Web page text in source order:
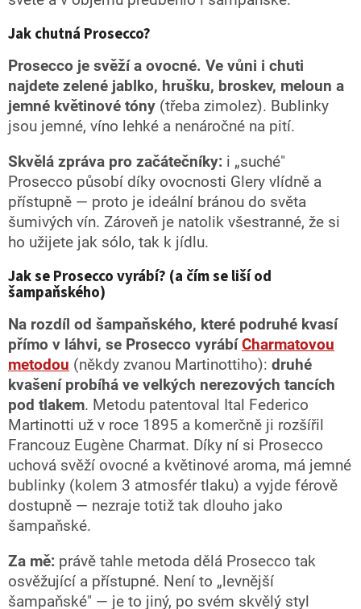
Jak chutná Prosecco?
Prosecco je svěží a ovocné. Ve vůni i chuti
najdete zelené jablko, hrušku, broskev, meloun a
jemné květinové tóny (třeba zimolez). Bublinky
jsou jemné, víno lehké a nenáročné na pití.
Skvělá zpráva pro začátečníky: i „suché"
Prosecco působí díky ovocnosti Glery vlídně a
přístupně — proto je ideální bránou do světa
šumivých vín. Zároveň je natolik všestranné, že si
ho užijete jak sólo, tak k jídlu.
Jak se Prosecco vyrábí? (a čím se liší od
šampaňského)
Na rozdíl od šampaňského, které podruhé kvasí
přímo v láhvi, se Prosecco vyrábíCharmatovou
metodou (někdy zvanou Martinottiho): druhé
kvašení probíhá ve velkých nerezových tancích
pod tlakem. Metodu patentoval Ital Federico
Martinotti už v roce 1895 a komerčně ji rozšířil
Francouz Eugène Charmat. Díky ní si Prosecco
uchová svěží ovocné a květinové aroma, má jemné
bublinky (kolem 3 atmosfér tlaku) a vyjde férově
dostupně — nezraje totiž tak dlouho jako
šampaňské.
Za mě: právě tahle metoda dělá Prosecco tak
osvěžující a přístupné. Není to „levnější
šampaňské" — je to jiný, po svém skvělý styl